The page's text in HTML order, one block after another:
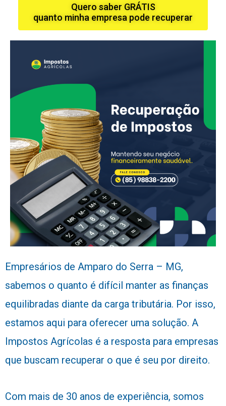
Quero saber GRÁTIS
quanto minha empresa pode recuperar
Empresários de Amparo do Serra – MG,
sabemos o quanto é difícil manter as finanças
equilibradas diante da carga tributária. Por isso,
estamos aqui para oferecer uma solução. A
Impostos Agrícolas é a resposta para empresas
que buscam recuperar o que é seu por direito.
Com mais de 30 anos de experiência, somos